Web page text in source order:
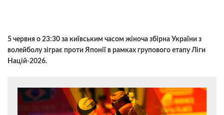
5 червня о 23:30 за київським часом жіноча збірна України з
волейболу зіграє проти Японії в рамках групового етапу Ліги
Націй-2026.